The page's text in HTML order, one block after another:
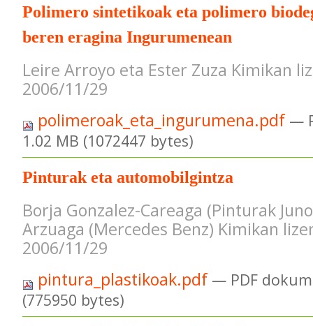
Polimero sintetikoak eta polimero
beren eragina Ingurumenean
Leire Arroyo eta Ester Zuza Kimikan
2006/11/29
polimeroak_eta_ingurumena.pdf —
1.02 MB (1072447 bytes)
Pinturak eta automobilgintza
Borja Gonzalez-Careaga (Pinturak
Arzuaga (Mercedes Benz) Kimikan
2006/11/29
pintura_plastikoak.pdf — PDF
(775950 bytes)